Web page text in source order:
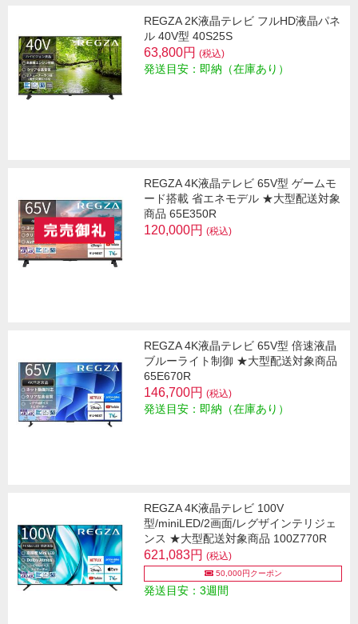
REGZA 2K液晶テレビ フルHD液晶パネ
ル 40V型 40S25S
63,800円 (税込)
発送目安：即納（在庫あり）
REGZA 4K液晶テレビ 65V型 ゲームモ
ード搭載 省エネモデル ★大型配送対象
商品 65E350R
120,000円 (税込)
REGZA 4K液晶テレビ 65V型 倍速液晶
ブルーライト制御 ★大型配送対象商品
65E670R
146,700円 (税込)
発送目安：即納（在庫あり）
REGZA 4K液晶テレビ 100V
型/miniLED/2画面/レグザインテリジェ
ンス ★大型配送対象商品 100Z770R
621,083円 (税込)
50,000円クーポン
発送目安：3週間